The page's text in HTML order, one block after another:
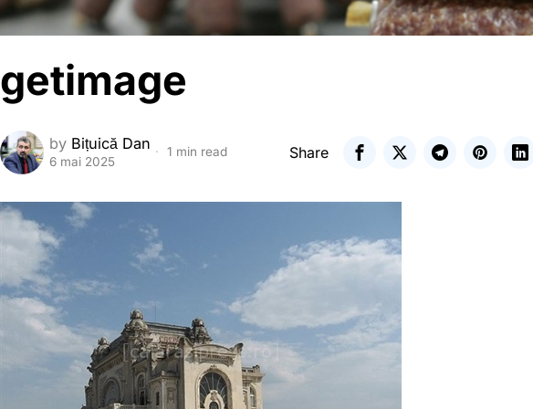
getimage
by Bițuică Dan
6 mai 2025
1 min read Share